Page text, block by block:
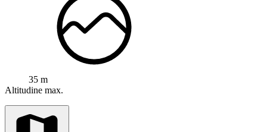
35 m
Altitudine max.